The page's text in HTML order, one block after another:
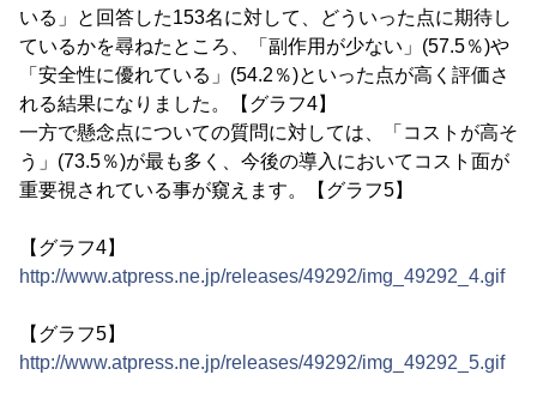
いる」と回答した153名に対して、どういった点に期待し
ているかを尋ねたところ、「副作用が少ない」(57.5％)や
「安全性に優れている」(54.2％)といった点が高く評価さ
れる結果になりました。【グラフ4】
一方で懸念点についての質問に対しては、「コストが高そ
う」(73.5％)が最も多く、今後の導入においてコスト面が
重要視されている事が窺えます。【グラフ5】
【グラフ4】
http://www.atpress.ne.jp/releases/49292/img_49292_4.gif
【グラフ5】
http://www.atpress.ne.jp/releases/49292/img_49292_5.gif